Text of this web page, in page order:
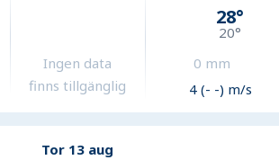
Ingen data
finns tillgänglig
28°
20°
0 mm
4 (- -) m/s
Tor 13 aug